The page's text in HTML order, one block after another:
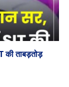
की ताबड़तोड़